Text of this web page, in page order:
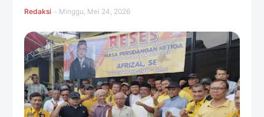
Redaksi - Minggu, Mei 24, 2026